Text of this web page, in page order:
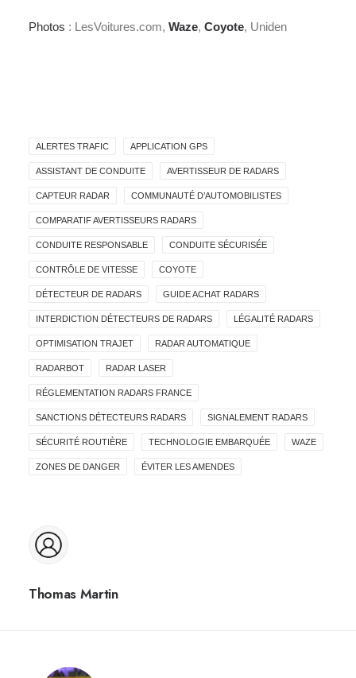
Photos : LesVoitures.com, Waze, Coyote, Uniden
ALERTES TRAFIC APPLICATION GPS
ASSISTANT DE CONDUITE AVERTISSEUR DE RADARS
CAPTEUR RADAR COMMUNAUTÉ D’AUTOMOBILISTES
COMPARATIF AVERTISSEURS RADARS
CONDUITE RESPONSABLE CONDUITE SÉCURISÉE
CONTRÔLE DE VITESSE COYOTE
DÉTECTEUR DE RADARS GUIDE ACHAT RADARS
INTERDICTION DÉTECTEURS DE RADARS LÉGALITÉ RADARS
OPTIMISATION TRAJET RADAR AUTOMATIQUE
RADARBOT RADAR LASER
RÉGLEMENTATION RADARS FRANCE
SANCTIONS DÉTECTEURS RADARS SIGNALEMENT RADARS
SÉCURITÉ ROUTIÈRE TECHNOLOGIE EMBARQUÉE WAZE
ZONES DE DANGER ÉVITER LES AMENDES
Thomas Martin